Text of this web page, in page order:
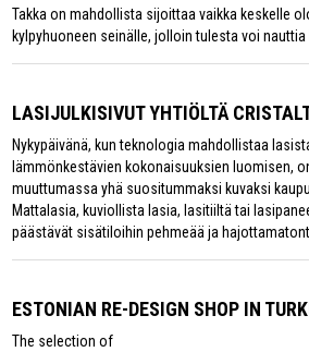
Takka on mahdollista sijoittaa vaikka keskelle
kylpyhuoneen seinälle, jolloin tulesta voi nauttia
LASIJULKISIVUT YHTIÖLTÄ
Nykypäivänä, kun teknologia mahdollistaa
lämmönkestävien kokonaisuuksien luomisen,
muuttumassa yhä suositummaksi kuvaksi
Mattalasia, kuviollista lasia, lasitiiltä tai
päästävät sisätiloihin pehmeää ja
ESTONIAN RE-DESIGN SHOP IN
The selection of